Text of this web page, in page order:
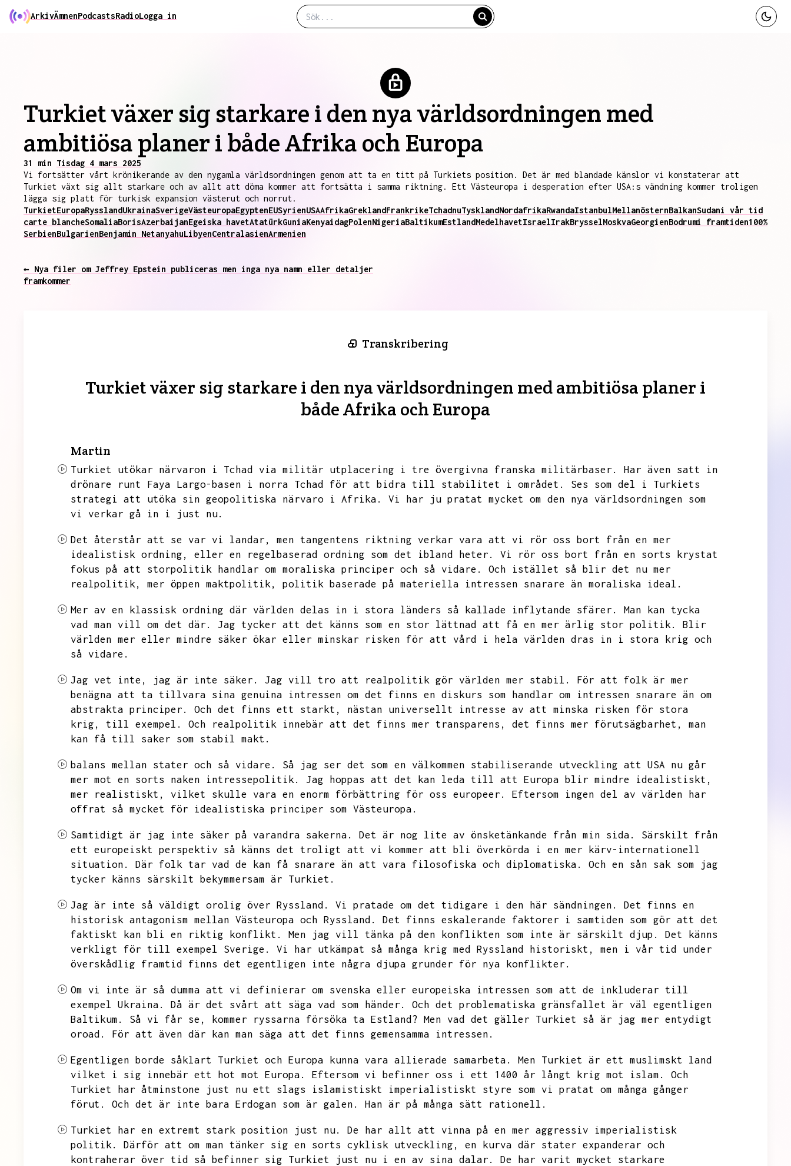
ArkivÄmnenPodcastsRadioLogga in
Turkiet växer sig starkare i den nya världsordningen med
ambitiösa planer i både Afrika och Europa
31 min Tisdag 4 mars 2025
Vi fortsätter vårt krönikerande av den nygamla världsordningen genom att ta en titt på Turkiets position. Det är med blandade känslor vi konstaterar att
Turkiet växt sig allt starkare och av allt att döma kommer att fortsätta i samma riktning. Ett Västeuropa i desperation efter USA:s vändning kommer troligen
lägga sig platt för turkisk expansion västerut och norrut.
TurkietEuropaRysslandUkrainaSverigeVästeuropaEgyptenEUSyrienUSAAfrikaGreklandFrankrikeTchadnuTysklandNordafrikaRwandaIstanbulMellanösternBalkanSudani vår tid
carte blancheSomaliaBorisAzerbaijanEgeiska havetAtatürkGuniaKenyaidagPolenNigeriaBaltikumEstlandMedelhavetIsraelIrakBrysselMoskvaGeorgienBodrumi framtiden100%
SerbienBulgarienBenjamin NetanyahuLibyenCentralasienArmenien
← Nya filer om Jeffrey Epstein publiceras men inga nya namn eller detaljer
framkommer
Transkribering
Turkiet växer sig starkare i den nya världsordningen med ambitiösa planer i
både Afrika och Europa
Martin
Turkiet utökar närvaron i Tchad via militär utplacering i tre övergivna franska militärbaser.
Har även satt in
drönare runt Faya Largo-basen i norra Tchad för att bidra till stabilitet i området.
Ses som del i Turkiets
strategi att utöka sin geopolitiska närvaro i Afrika.
Vi har ju pratat mycket om den nya världsordningen som
vi verkar gå in i just nu.
Det återstår att se var vi landar,
men tangentens riktning verkar vara att vi rör oss bort från en mer
idealistisk ordning,
eller en regelbaserad ordning som det ibland heter.
Vi rör oss bort från en sorts krystat
fokus på att storpolitik handlar om moraliska principer och så vidare.
Och istället så blir det nu mer
realpolitik,
mer öppen maktpolitik, politik baserade på materiella intressen snarare än moraliska ideal.
Mer av en klassisk ordning där världen delas in i stora länders så kallade inflytande sfärer.
Man kan tycka
vad man vill om det där.
Jag tycker att det känns som en stor lättnad att få en mer ärlig stor politik.
Blir
världen mer eller mindre säker ökar eller minskar risken för att vård i hela världen dras in i stora krig och
så vidare.
Jag vet inte, jag är inte säker. Jag vill tro att realpolitik gör världen mer stabil.
För att folk är mer
benägna att ta tillvara sina genuina intressen om det finns en diskurs som handlar om intressen snarare än om
abstrakta principer.
Och det finns ett starkt,
nästan universellt intresse av att minska risken för stora
krig,
till exempel. Och realpolitik innebär att det finns mer transparens, det finns mer förutsägbarhet,
man
kan få till saker som stabil makt.
balans mellan stater och så vidare.
Så jag ser det som en välkommen stabiliserande utveckling att USA nu går
mer mot en sorts naken intressepolitik.
Jag hoppas att det kan leda till att Europa blir mindre idealistiskt,
mer realistiskt,
vilket skulle vara en enorm förbättring för oss europeer.
Eftersom ingen del av världen har
offrat så mycket för idealistiska principer som Västeuropa.
Samtidigt är jag inte säker på varandra sakerna. Det är nog lite av önsketänkande från min sida.
Särskilt från
ett europeiskt perspektiv så känns det troligt att vi kommer att bli överkörda i en mer kärv-internationell
situation.
Där folk tar vad de kan få snarare än att vara filosofiska och diplomatiska.
Och en sån sak som jag
tycker känns särskilt bekymmersam är Turkiet.
Jag är inte så väldigt orolig över Ryssland. Vi pratade om det tidigare i den här sändningen.
Det finns en
historisk antagonism mellan Västeuropa och Ryssland.
Det finns eskalerande faktorer i samtiden som gör att det
faktiskt kan bli en riktig konflikt.
Men jag vill tänka på den konflikten som inte är särskilt djup.
Det känns
verkligt för till exempel Sverige.
Vi har utkämpat så många krig med Ryssland historiskt,
men i vår tid under
överskådlig framtid finns det egentligen inte några djupa grunder för nya konflikter.
Om vi inte är så dumma att vi definierar om svenska eller europeiska intressen som att de inkluderar till
exempel Ukraina.
Då är det svårt att säga vad som händer.
Och det problematiska gränsfallet är väl egentligen
Baltikum.
Så vi får se, kommer ryssarna försöka ta Estland? Men vad det gäller Turkiet så är jag mer entydigt
oroad.
För att även där kan man säga att det finns gemensamma intressen.
Egentligen borde såklart Turkiet och Europa kunna vara allierade samarbeta. Men Turkiet är ett muslimskt land
vilket i sig innebär ett hot mot Europa.
Eftersom vi befinner oss i ett 1400 år långt krig mot islam.
Och
Turkiet har åtminstone just nu ett slags islamistiskt imperialistiskt styre som vi pratat om många gånger
förut.
Och det är inte bara Erdogan som är galen. Han är på många sätt rationell.
Turkiet har en extremt stark position just nu.
De har allt att vinna på en mer aggressiv imperialistisk
politik.
Därför att om man tänker sig en sorts cyklisk utveckling,
en kurva där stater expanderar och
kontraherar över tid så befinner sig Turkiet just nu i en av sina dalar.
De har varit mycket starkare